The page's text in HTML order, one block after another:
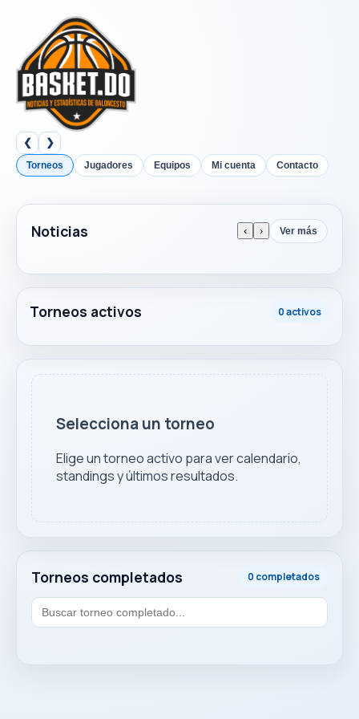
❮ ❯
Torneos Jugadores Equipos Mi cuenta Contacto
Noticias ‹ › Ver más
Torneos activos 0 activos
Torneos completados 0 completados
Selecciona un torneo
Elige un torneo activo para ver calendario,
standings y últimos resultados.